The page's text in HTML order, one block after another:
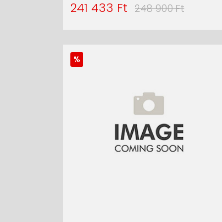
241 433 Ft 248 900 Ft